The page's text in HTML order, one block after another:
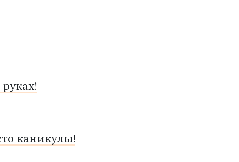
каникулы!